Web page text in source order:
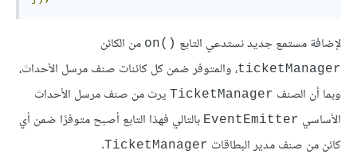
لإضافة مستمع جديد نستدعي التابع ‎on()‎ من الكائن
‎ticketManager‎، والمتوفر ضمن كل كائنات صنف مرسل الأحداث،
وبما أن الصنف ‎TicketManager‎ يرث من صنف مرسل الأحداث
الأساسي ‎EventEmitter‎ بالتالي فهذا التابع أصبح متوفرًا ضمن أي
كائن من صنف مدير البطاقات ‎TicketManager‎
.